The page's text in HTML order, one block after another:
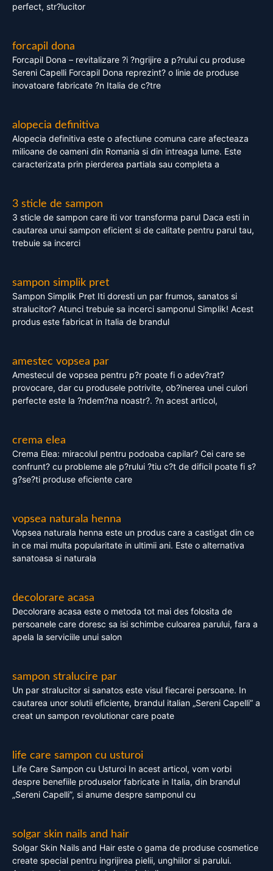
perfect, str?lucitor
forcapil dona
Forcapil Dona – revitalizare ?i ?ngrijire a p?rului cu produse
Sereni Capelli Forcapil Dona reprezint? o linie de produse
inovatoare fabricate ?n Italia de c?tre
alopecia definitiva
Alopecia definitiva este o afectiune comuna care afecteaza
milioane de oameni din Romania si din intreaga lume. Este
caracterizata prin pierderea partiala sau completa a
3 sticle de sampon
3 sticle de sampon care iti vor transforma parul Daca esti in
cautarea unui sampon eficient si de calitate pentru parul tau,
trebuie sa incerci
sampon simplik pret
Sampon Simplik Pret Iti doresti un par frumos, sanatos si
stralucitor? Atunci trebuie sa incerci samponul Simplik! Acest
produs este fabricat in Italia de brandul
amestec vopsea par
Amestecul de vopsea pentru p?r poate fi o adev?rat?
provocare, dar cu produsele potrivite, ob?inerea unei culori
perfecte este la ?ndem?na noastr?. ?n acest articol,
crema elea
Crema Elea: miracolul pentru podoaba capilar? Cei care se
confrunt? cu probleme ale p?rului ?tiu c?t de dificil poate fi s?
g?se?ti produse eficiente care
vopsea naturala henna
Vopsea naturala henna este un produs care a castigat din ce
in ce mai multa popularitate in ultimii ani. Este o alternativa
sanatoasa si naturala
decolorare acasa
Decolorare acasa este o metoda tot mai des folosita de
persoanele care doresc sa isi schimbe culoarea parului, fara a
apela la serviciile unui salon
sampon stralucire par
Un par stralucitor si sanatos este visul fiecarei persoane. In
cautarea unor solutii eficiente, brandul italian „Sereni Capelli” a
creat un sampon revolutionar care poate
life care sampon cu usturoi
Life Care Sampon cu Usturoi In acest articol, vom vorbi
despre benefiile produselor fabricate in Italia, din brandul
„Sereni Capelli”, si anume despre samponul cu
solgar skin nails and hair
Solgar Skin Nails and Hair este o gama de produse cosmetice
create special pentru ingrijirea pielii, unghiilor si parului.